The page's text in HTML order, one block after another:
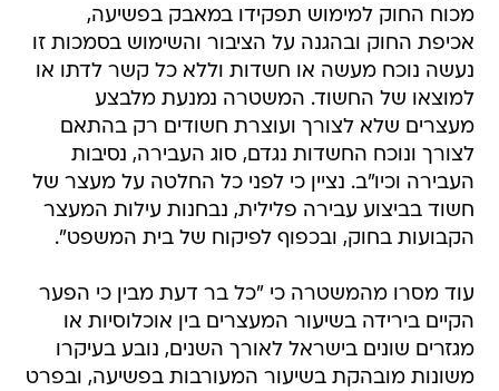
מכוח החוק למימוש תפקידו במאבק בפשיעה,
אכיפת החוק ובהגנה על הציבור והשימוש בסמכות זו
נעשה נוכח מעשה או חשדות וללא כל קשר לדתו או
למוצאו של החשוד. המשטרה נמנעת מלבצע
מעצרים שלא לצורך ועוצרת חשודים רק בהתאם
לצורך ונוכח החשדות נגדם, סוג העבירה, נסיבות
העבירה וכיו"ב. נציין כי לפני כל החלטה על מעצר של
חשוד בביצוע עבירה פלילית, נבחנות עילות המעצר
הקבועות בחוק, ובכפוף לפיקוח של בית המשפט".
עוד מסרו מהמשטרה כי "כל בר דעת מבין כי הפער
הקיים בירידה בשיעור המעצרים בין אוכלוסיות או
מגזרים שונים בישראל לאורך השנים, נובע בעיקרו
משונות מובהקת בשיעור המעורבות בפשיעה, ובפרט